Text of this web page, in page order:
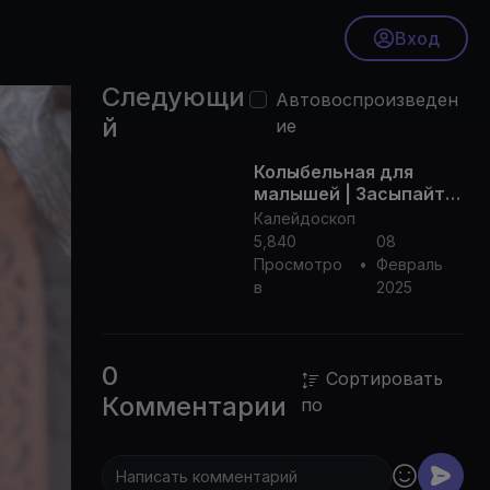
Вход
Следующи
й
Автовоспроизведен
ие
Колыбельная для
малышей | Засыпайте
Мгновенно за 3
Минуты 💤
Калейдоскоп
5,840
Просмотро
в
•
08
Февраль
2025
0
Комментарии
Сортировать
по